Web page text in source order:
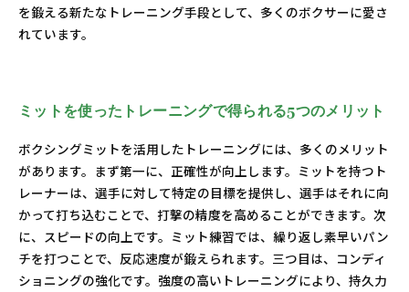
を鍛える新たなトレーニング手段として、多くのボクサーに愛さ
れています。
ミットを使ったトレーニングで得られる5つのメリット
ボクシングミットを活用したトレーニングには、多くのメリット
があります。まず第一に、正確性が向上します。ミットを持つト
レーナーは、選手に対して特定の目標を提供し、選手はそれに向
かって打ち込むことで、打撃の精度を高めることができます。次
に、スピードの向上です。ミット練習では、繰り返し素早いパン
チを打つことで、反応速度が鍛えられます。三つ目は、コンディ
ショニングの強化です。強度の高いトレーニングにより、持久力